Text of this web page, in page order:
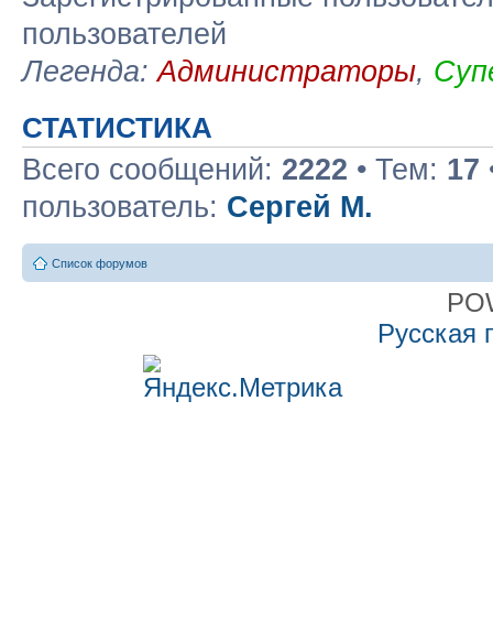
пользователей
Легенда:Администраторы,
СТАТИСТИКА
Всего сообщений: 2222 • Тем: 17
пользователь: Сергей М.
Список форумов
Русская